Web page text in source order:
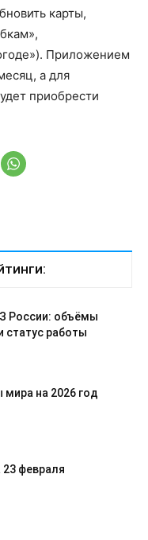
карты,
Приложением
а для
приобрести
России: объёмы
статус работы
на 2026 год
февраля